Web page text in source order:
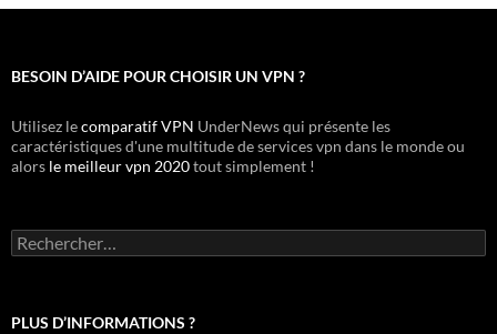
BESOIN D’AIDE POUR CHOISIR UN VPN ?
Utilisez lecomparatif VPN UnderNews qui présente les
caractéristiques d'une multitude de services vpn dans le monde ou
alors le meilleur vpn 2020tout simplement !
Rechercher :
PLUS D’INFORMATIONS ?